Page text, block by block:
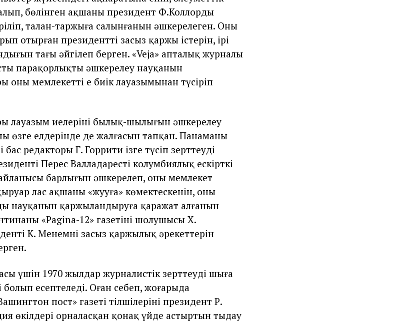
бөлінген ақшаның президент Ф.Коллордың
талан-таржыға салынғанын әшкерелеген. Оның
отырған президенттің заңсыз қаржы істерін, ірі
тағы әйгілеп берген. «Veja» апталық журналы
парақорлықты әшкерелеу науқанын
мемлекеттің ең биік лауазымынан түсіріп
лауазым иелерінің былық-шылығын әшкерелеу
өзге елдерінде де жалғасын тапқан. Панаманың
бас редакторы Г. Горрити ізге түсіп зерттеудің
Перес Валладарестің колумбиялық ескірткі
барлығын әшкерелеп, оның мемлекет
лас ақшаны «жууға» көмектескенін, оның
науқанын қаржыландыруға қаражат алғанын
«Pagina-12» газетінің шолушысы Х.
К. Менемнің заңсыз қаржылық әрекеттерін
үшін 1970 жылдар журналистік зерттеудің шыңға
болып есептеледі. Оған себеп, жоғарыда
пост» газеті тілшілерінің президент Р.
өкілдері орналасқан қонақ үйде астыртын тыңдау